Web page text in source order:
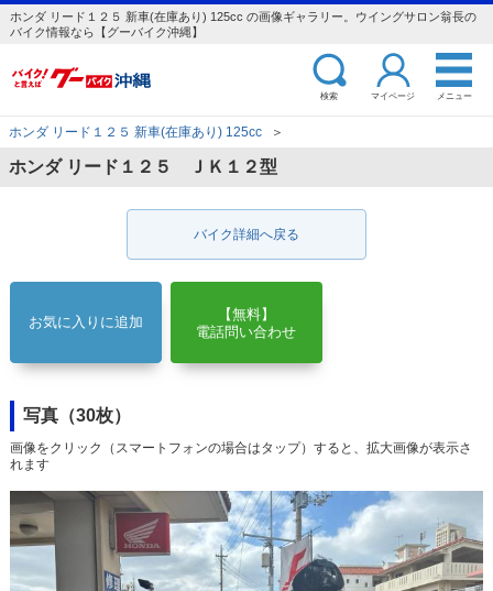
ホンダ リード１２５ 新車(在庫あり) 125cc の画像ギャラリー。ウイングサロン翁長の
バイク情報なら【グーバイク沖縄】
検索 マイページ メニュー
ホンダ リード１２５ 新車(在庫あり) 125cc ＞
ホンダ リード１２５ ＪＫ１２型
バイク詳細へ戻る
お気に入りに追加
【無料】
電話問い合わせ
写真（30枚）
画像をクリック（スマートフォンの場合はタップ）すると、拡大画像が表示さ
れます